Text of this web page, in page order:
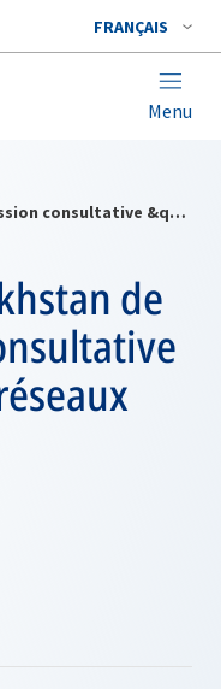
FRANÇAIS
Menu
Réunion au Kazakhstan de la Commission consultative &quot;constitution de réseaux informatiques&quot;
de